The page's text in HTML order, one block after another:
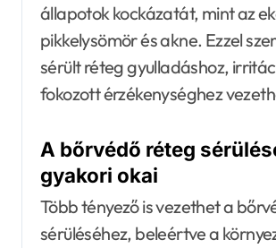
állapotok kockázatát, mint az
pikkelysömör és akne. Ezzel
sérült réteg gyulladáshoz,
fokozott érzékenységhez
A bőrvédő réteg
gyakori okai
Több tényező is vezethet a
sérüléséhez, beleértve a